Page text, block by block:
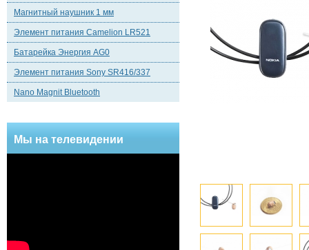
Магнитный наушник 1 мм
Элемент питания Camelion LR521
Батарейка Энергия AG0
Элемент питания Sony SR416/337
Nano Magnit Bluetooth
Мы на телевидении